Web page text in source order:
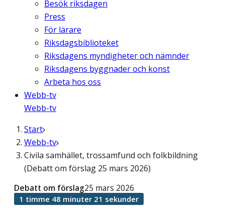
Besök riksdagen
Press
För lärare
Riksdagsbiblioteket
Riksdagens myndigheter och nämnder
Riksdagens byggnader och konst
Arbeta hos oss
Webb-tv
Webb-tv
Start
Webb-tv
Civila samhället, trossamfund och folkbildning
(Debatt om förslag 25 mars 2026)
Debatt om förslag25 mars 2026
1 timme 48 minuter 21 sekunder